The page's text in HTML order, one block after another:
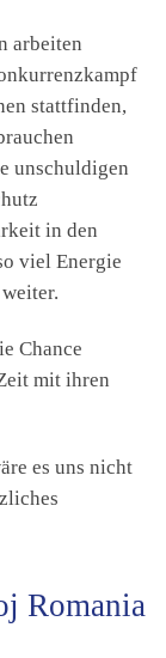
arbeiten
stattfinden,
unschuldigen
in den
viel Energie
Chance
mit ihren
es uns nicht
Romania